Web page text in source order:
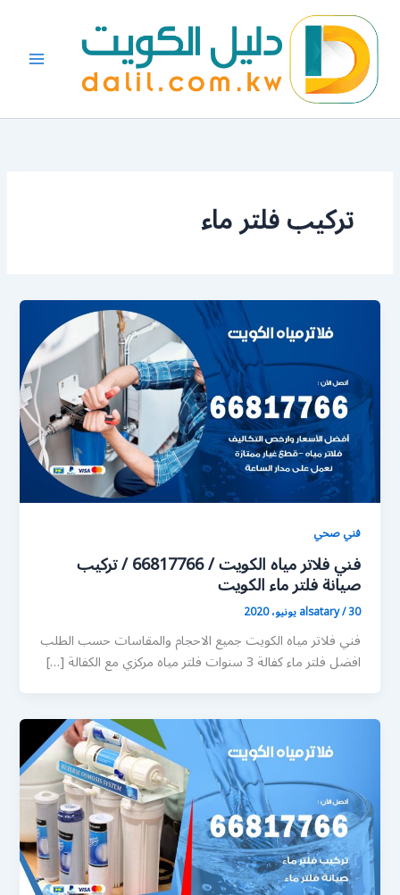
المحتوى
تركيب فلتر ماء
فني صحي
فني فلاتر مياه الكويت / 66817766 / تركيب
صيانة فلتر ماء الكويت
alsatary/30 يونيو، 2020
فني فلاتر مياه الكويت جميع الاحجام والمقاسات حسب الطلب
افضل فلتر ماء كفالة 3 سنوات فلتر مياه مركزي مع الكفالة […]